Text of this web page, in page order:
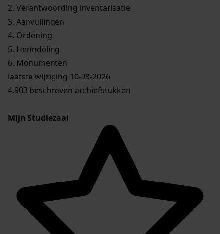
2. Verantwoording inventarisatie
3. Aanvullingen
4. Ordening
5. Herindeling
6. Monumenten
laatste wijziging 10-03-2026
4.903 beschreven archiefstukken
Mijn Studiezaal